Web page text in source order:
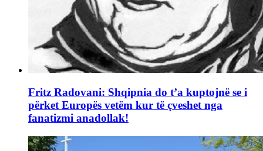
Fritz Radovani: Shqipnia do t’a kuptojnë se i
përket Europës vetëm kur të çveshet nga
fanatizmi anadollak!